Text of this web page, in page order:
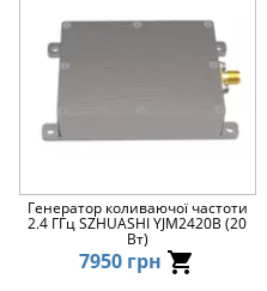
Генератор коливаючої частоти
2.4 ГГц SZHUASHI YJM2420B (20
Вт)
7950 грн